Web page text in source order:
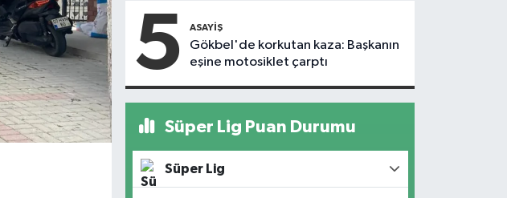
5 ASAYIŞ
Gökbel'de korkutan kaza: Başkanın
eşine motosiklet çarptı
Süper Lig Puan Durumu
Süper Lig